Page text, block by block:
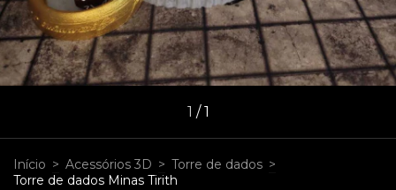
1 /1
Início > Acessórios 3D > Torre de dados >
Torre de dados Minas Tirith